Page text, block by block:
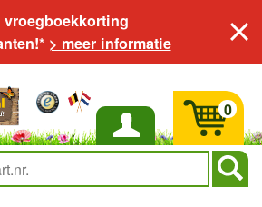
vroegboekkorting
> meer informatie
Inloggen
0